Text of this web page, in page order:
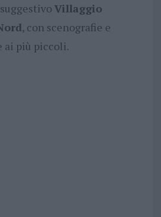
Villaggio
, con scenografie e
ai più piccoli.